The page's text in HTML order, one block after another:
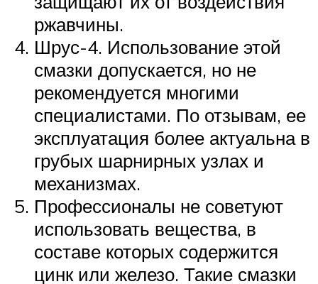
ржавчины.
Шрус-4. Использование этой
смазки допускается, но не
рекомендуется многими
специалистами. По отзывам, ее
эксплуатация более актуальна в
грубых шарнирных узлах и
механизмах.
Профессионалы не советуют
использовать вещества, в
составе которых содержится
цинк или железо. Такие смазки